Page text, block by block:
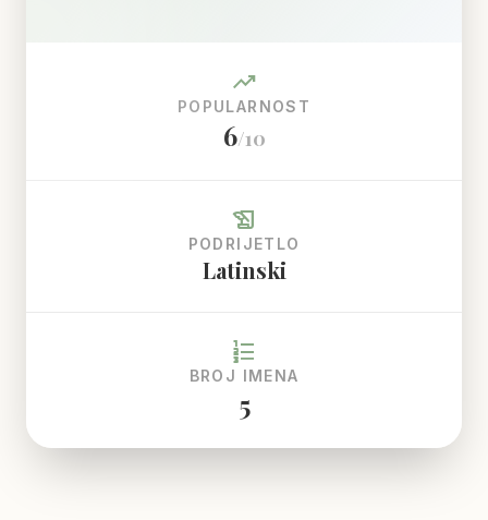
trending_up
POPULARNOST
6/10
history_edu
PODRIJETLO
Latinski
format_list_numbered
BROJ IMENA
5